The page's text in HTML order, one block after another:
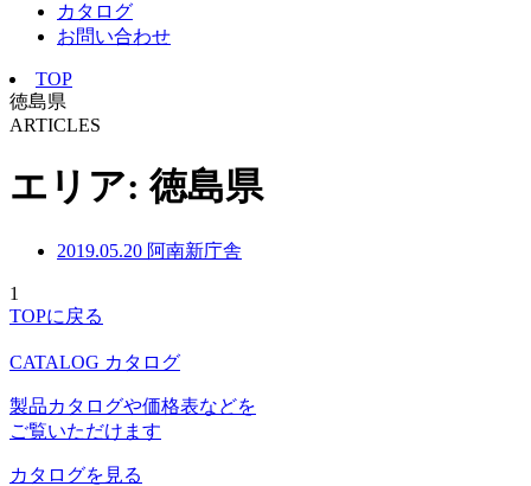
カタログ
お問い合わせ
TOP
徳島県
ARTICLES
エリア: 徳島県
2019.05.20 阿南新庁舎
1
TOPに戻る
CATALOG カタログ
製品カタログや価格表などを
ご覧いただけます
カタログを見る